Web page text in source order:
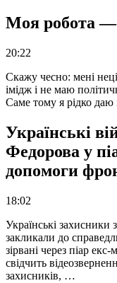
Моя робота —
20:22
Скажу чесно: мені
імідж і не маю
Саме тому я рідко
Українські
Федорова у
допомоги
18:02
Українські захисники
закликали до
зірвані через піар
свідчить
захисників, …